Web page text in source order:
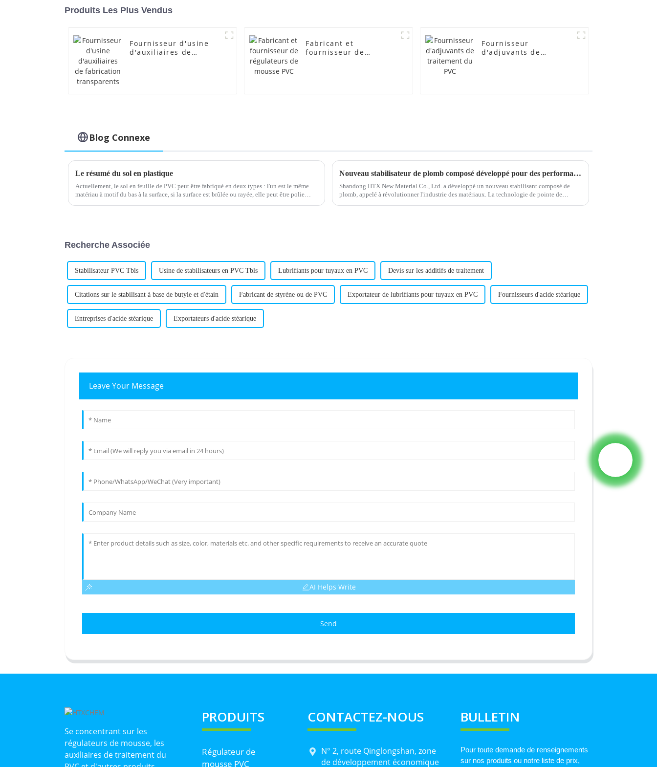
Produits Les Plus Vendus
Fournisseur d'usine
d'auxiliaires de
Fabricant et
fournisseur de
Fournisseur
d'adjuvants de
Blog Connexe
Le résumé du sol en plastique
Actuellement, le sol en feuille de PVC peut être fabriqué en deux types : l'un est le même
matériau à motif du bas à la surface, si la surface est brûlée ou rayée, elle peut être polie
Nouveau stabilisateur de plomb composé développé pour des performances améliorées
Shandong HTX New Material Co., Ltd. a développé un nouveau stabilisant composé de
plomb, appelé à révolutionner l'industrie des matériaux. La technologie de pointe de
Recherche Associée
Stabilisateur PVC Tbls Usine de stabilisateurs en PVC Tbls Lubrifiants pour tuyaux en PVC Devis sur les additifs de traitement
Citations sur le stabilisant à base de butyle et d'étain Fabricant de styrène ou de PVC Exportateur de lubrifiants pour tuyaux en PVC Fournisseurs d'acide stéarique
Entreprises d'acide stéarique Exportateurs d'acide stéarique
Leave Your Message
AI Helps Write
Send
Se concentrant sur les
régulateurs de mousse, les
auxiliaires de traitement du
PRODUITS
Régulateur de
mousse PVC
CONTACTEZ-NOUS
N° 2, route Qinglongshan, zone
de développement économique
BULLETIN
Pour toute demande de renseignements
sur nos produits ou notre liste de prix,